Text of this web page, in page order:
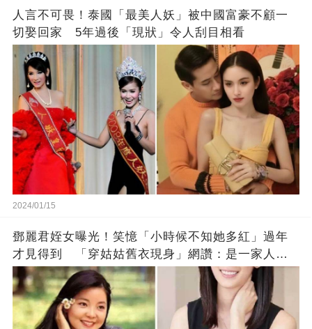
人言不可畏！泰國「最美人妖」被中國富豪不顧一
切娶回家 5年過後「現狀」令人刮目相看
2024/01/15
鄧麗君姪女曝光！笑憶「小時候不知她多紅」過年
才見得到 「穿姑姑舊衣現身」網讚：是一家人沒
錯!